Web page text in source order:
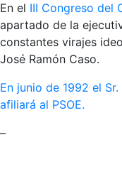
En el III Congreso del
apartado de la
constantes virajes
José Ramón Caso.
En junio de 1992 el
afiliará al PSOE.
–